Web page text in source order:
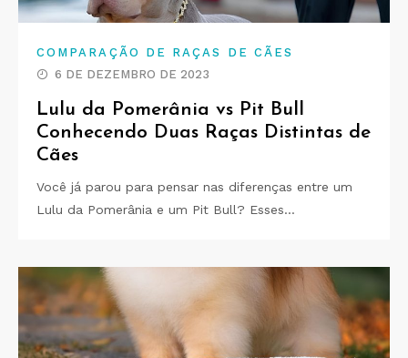
COMPARAÇÃO DE RAÇAS DE CÃES
6 DE DEZEMBRO DE 2023
Lulu da Pomerânia vs Pit Bull
Conhecendo Duas Raças Distintas de
Cães
Você já parou para pensar nas diferenças entre um
Lulu da Pomerânia e um Pit Bull? Esses…